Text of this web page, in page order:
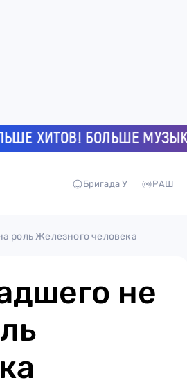
ХИТОВ! БОЛЬШЕ МУЗЫКИ!
Бригада У РАШ
роль Железного человека
не